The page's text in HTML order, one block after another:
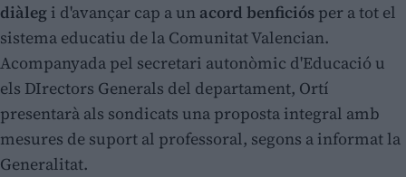
diàleg i d'avançar cap a un acord benficiós per a tot el
sistema educatiu de la Comunitat Valencian.
Acompanyada pel secretari autonòmic d'Educació u
els DIrectors Generals del departament, Ortí
presentarà als sondicats una proposta integral amb
mesures de suport al professoral, segons a informat la
Generalitat.